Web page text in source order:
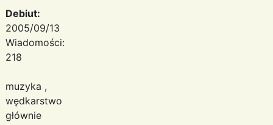
Debiut:
2005/09/13
Wiadomości:
218
muzyka ,
wędkarstwo
głównie